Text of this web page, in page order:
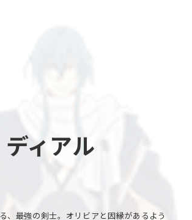
ィアル
、最強の剣士。オリビアと因縁があるよう